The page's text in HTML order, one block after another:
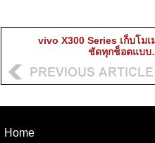
vivo X300 Series เก็บโม
ชัดทุกช็อตแบ
Home